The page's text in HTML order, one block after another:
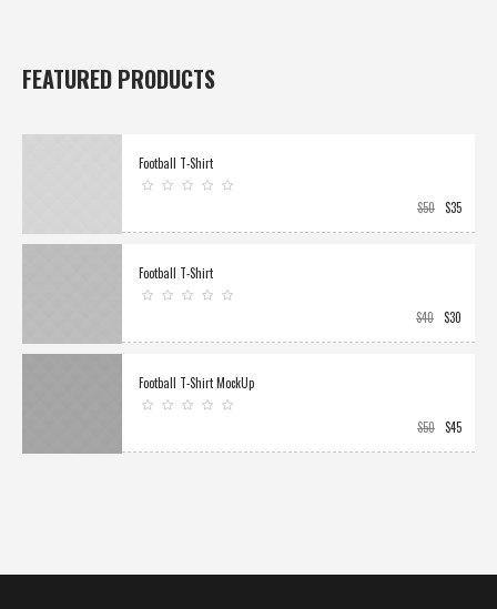
FEATURED PRODUCTS
Football T-Shirt
$50 $35
Football T-Shirt
$40 $30
Football T-Shirt MockUp
$50 $45